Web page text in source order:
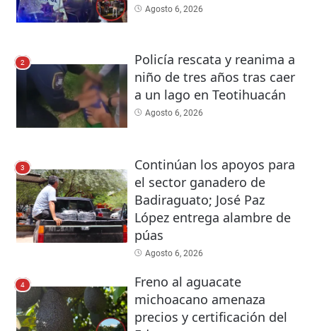
Agosto 6, 2026
2
Policía rescata y reanima a
niño de tres años tras caer
a un lago en Teotihuacán
Agosto 6, 2026
3
Continúan los apoyos para
el sector ganadero de
Badiraguato; José Paz
López entrega alambre de
púas
Agosto 6, 2026
4
Freno al aguacate
michoacano amenaza
precios y certificación del